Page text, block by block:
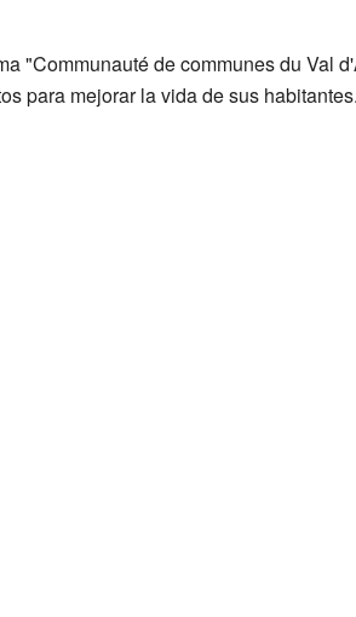
"Communauté de communes du Val
para mejorar la vida de sus habitantes.